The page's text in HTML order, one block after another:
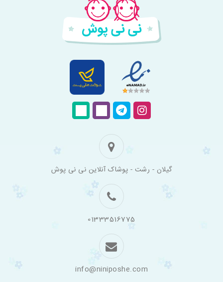
گیلان - رشت - پوشاک آنلاین نی نی پوش
01333516775
info@niniposhe.com